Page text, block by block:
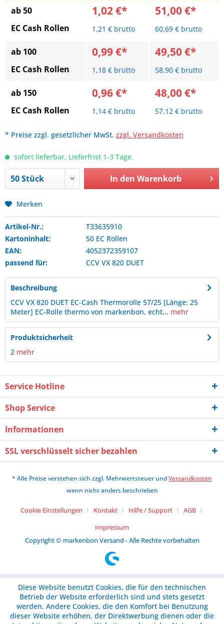
ab 50
EC Cash Rollen
1,02 €*
1,21 € brutto
51,00 €*
60,69 € brutto
ab 100
EC Cash Rollen
0,99 €*
1,18 € brutto
49,50 €*
58,90 € brutto
ab 150
EC Cash Rollen
0,96 €*
1,14 € brutto
48,00 €*
57,12 € brutto
* Preise zzgl. gesetzlicher MwSt. zzgl. Versandkosten
sofort lieferbar, Lieferfrist 1-3 Tage.
In den Warenkorb
Merken
Artikel-Nr.:
T33635910
Kartoninhalt:
50 EC Rollen
EAN:
4052372359107
passend für:
CCV VX 820 DUET
Beschreibung
CCV VX 820 DUET EC-Cash Thermorolle 57/25 [Länge: 25
Meter] EC-Rolle thermo von markenbon, echt... mehr
Produktsicherheit
2 mehr
Service Hotline
Shop Service
Informationen
SSL verschlüsselt sicher bezahlen
* Alle Preise verstehen sich zzgl. Mehrwertsteuer undVersandkosten
wenn nicht anders beschrieben
Cookie Einstellungen Kontakt Hilfe / Support
AGB
Impressum
Copyright © markenbon Versand - Alle Rechte vorbehalten
Diese Website benutzt Cookies, die für den technischen
Betrieb der Website erforderlich sind und stets gesetzt
werden. Andere Cookies, die den Komfort bei Benutzung
dieser Website erhöhen, der Direktwerbung dienen oder die